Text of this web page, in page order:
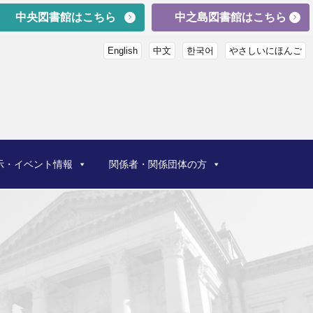
English 中文 한국어 やさしいにほんご
・イベント情報 関係者・関係団体の方
中央図書館はこちら 中之島図書館はこちら